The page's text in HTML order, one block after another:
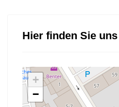
Hier finden Sie uns
+
−